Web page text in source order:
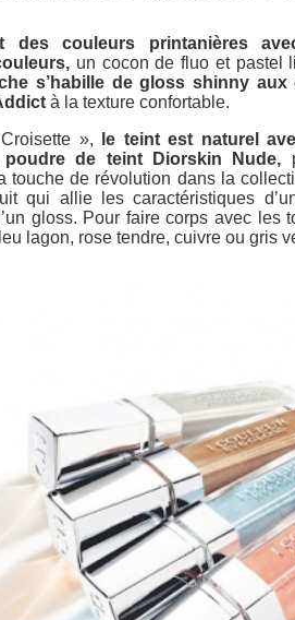
des couleurs printanières
un cocon de fluo et pastel
s’habille de gloss shinny
à la texture confortable.
»,
le teint est naturel
de teint Diorskin Nude,
touche de révolution dans la
qui allie les caractéristiques
gloss. Pour faire corps avec les
lagon, rose tendre, cuivre ou gris